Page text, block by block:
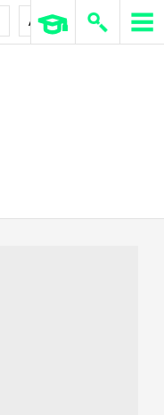
AirPods Pro 3